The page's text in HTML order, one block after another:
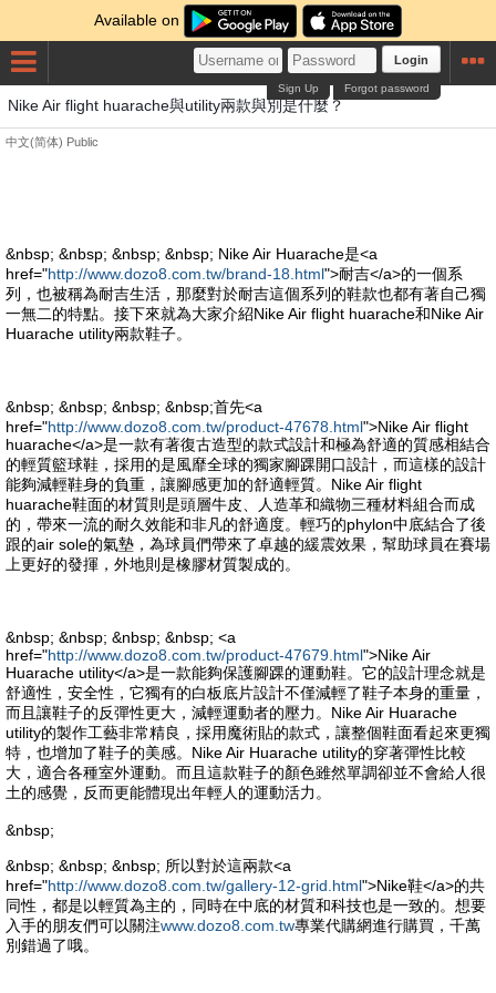
Available on
Login
Forgot password
Sign Up
Nike Air flight huarache與utility兩款與別是什麼？
中文(简体) Public
&nbsp; &nbsp; &nbsp; &nbsp; Nike Air Huarache是<a
href="http://www.dozo8.com.tw/brand-18.html">耐吉</a>的一個系
列，也被稱為耐吉生活，那麼對於耐吉這個系列的鞋款也都有著自己獨
一無二的特點。接下來就為大家介紹Nike Air flight huarache和Nike Air
Huarache utility兩款鞋子。
&nbsp; &nbsp; &nbsp; &nbsp;首先<a
href="http://www.dozo8.com.tw/product-47678.html">Nike Air flight
huarache</a>是一款有著復古造型的款式設計和極為舒適的質感相結合
的輕質籃球鞋，採用的是風靡全球的獨家腳踝開口設計，而這樣的設計
能夠減輕鞋身的負重，讓腳感更加的舒適輕質。Nike Air flight
huarache鞋面的材質則是頭層牛皮、人造革和織物三種材料組合而成
的，帶來一流的耐久效能和非凡的舒適度。輕巧的phylon中底結合了後
跟的air sole的氣墊，為球員們帶來了卓越的緩震效果，幫助球員在賽場
上更好的發揮，外地則是橡膠材質製成的。
&nbsp; &nbsp; &nbsp; &nbsp; <a
href="http://www.dozo8.com.tw/product-47679.html">Nike Air
Huarache utility</a>是一款能夠保護腳踝的運動鞋。它的設計理念就是
舒適性，安全性，它獨有的白板底片設計不僅減輕了鞋子本身的重量，
而且讓鞋子的反彈性更大，減輕運動者的壓力。Nike Air Huarache
utility的製作工藝非常精良，採用魔術貼的款式，讓整個鞋面看起來更獨
特，也增加了鞋子的美感。Nike Air Huarache utility的穿著彈性比較
大，適合各種室外運動。而且這款鞋子的顏色雖然單調卻並不會給人很
土的感覺，反而更能體現出年輕人的運動活力。
&nbsp;
&nbsp; &nbsp; &nbsp; 所以對於這兩款<a
href="http://www.dozo8.com.tw/gallery-12-grid.html">Nike鞋</a>的共
同性，都是以輕質為主的，同時在中底的材質和科技也是一致的。想要
入手的朋友們可以關注www.dozo8.com.tw專業代購網進行購買，千萬
別錯過了哦。